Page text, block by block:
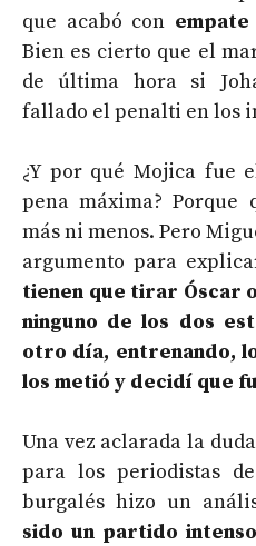
que acabó con
Bien es cierto que el
de última hora si
fallado el penalti en los
¿Y por qué Mojica fue
pena máxima? Porque
más ni menos. Pero
argumento para
tienen que tirar Óscar
ninguno de los dos
otro día, entrenando,
los metió y decidí que
Una vez aclarada la
para los periodistas
burgalés hizo un
sido un partido